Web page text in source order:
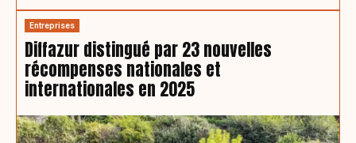
Entreprises
Diffazur distingué par 23 nouvelles
récompenses nationales et
internationales en 2025